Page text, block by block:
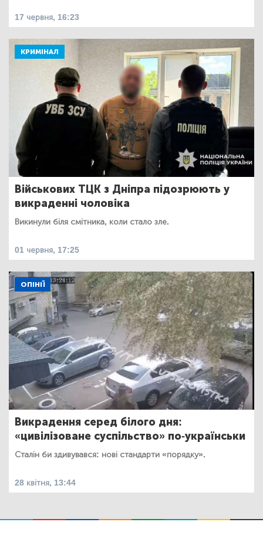
17 червня, 16:23
КРИМІНАЛ
Військових ТЦК з Дніпра підозрюють у
викраденні чоловіка
Викинули біля смітника, коли стало зле.
01 червня, 17:25
ОПІНІЇ
Викрадення серед білого дня:
«цивілізоване суспільство» по-українськи
Сталін би здивувався: нові стандарти «порядку».
28 квітня, 13:44